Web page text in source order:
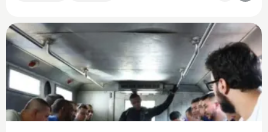
Compartir Noticia